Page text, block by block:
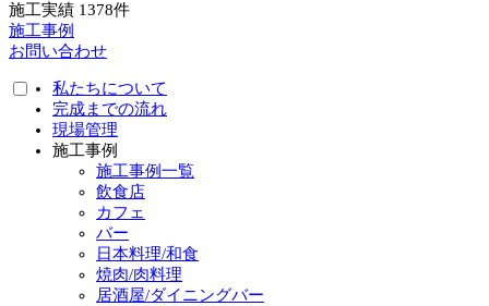
施工実績 1378件
施工事例
お問い合わせ
私たちについて
完成までの流れ
現場管理
施工事例
施工事例一覧
飲食店
カフェ
バー
日本料理/和食
焼肉/肉料理
居酒屋/ダイニングバー